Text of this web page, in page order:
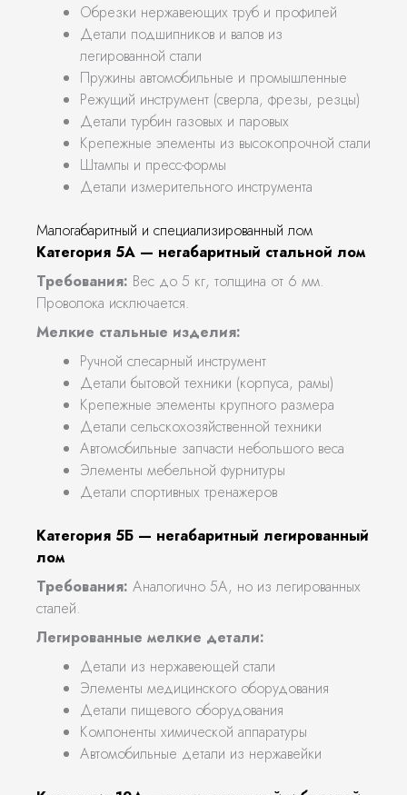
Обрезки нержавеющих труб и профилей
Детали подшипников и валов из
легированной стали
Пружины автомобильные и промышленные
Режущий инструмент (сверла, фрезы, резцы)
Детали турбин газовых и паровых
Крепежные элементы из высокопрочной стали
Штампы и пресс-формы
Детали измерительного инструмента
Малогабаритный и специализированный лом
Категория 5А — негабаритный стальной лом
Требования: Вес до 5 кг, толщина от 6 мм.
Проволока исключается.
Мелкие стальные изделия:
Ручной слесарный инструмент
Детали бытовой техники (корпуса, рамы)
Крепежные элементы крупного размера
Детали сельскохозяйственной техники
Автомобильные запчасти небольшого веса
Элементы мебельной фурнитуры
Детали спортивных тренажеров
Категория 5Б — негабаритный легированный
лом
Требования: Аналогично 5А, но из легированных
сталей.
Легированные мелкие детали:
Детали из нержавеющей стали
Элементы медицинского оборудования
Детали пищевого оборудования
Компоненты химической аппаратуры
Автомобильные детали из нержавейки